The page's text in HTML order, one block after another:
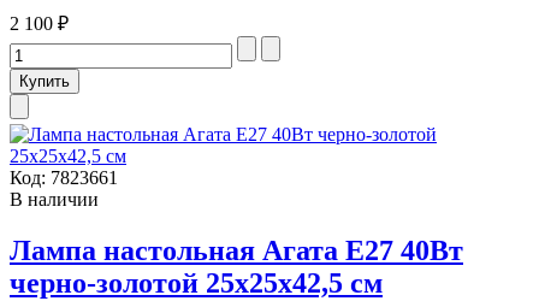
2 100 ₽
Код: 7823661
В наличии
Лампа настольная Агата E27 40Вт
черно-золотой 25х25х42,5 см